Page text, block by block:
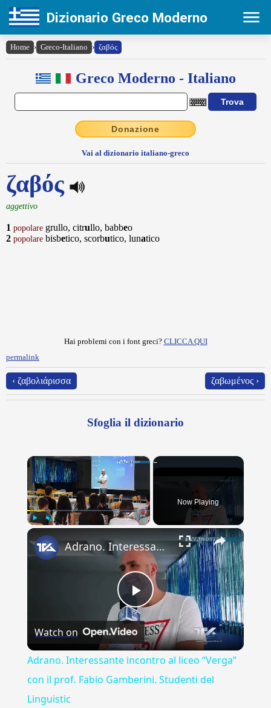
Dizionario Greco Moderno
Home › Greco-Italiano › ζαβός
Greco Moderno - Italiano
Donazione
Vai al dizionario italiano-greco
ζαβός
aggettivo
1 popolare grullo, citrullo, babbeo
2 popolare bisbetico, scorbutico, lunatico
Hai problemi con i font greci? CLICCA QUI
permalink
‹ ζαβολιάρισσα ζαβωμένος ›
Sfoglia il dizionario
×
Now Playing
×
Play
Video
Adrano. Interessante incontro al liceo “Verga” con il prof. Fabio Gamberini. Studenti del Linguistic
Watch on
Adrano. Interessante incontro al liceo “Verga”
con il prof. Fabio Gamberini. Studenti del
Linguistic